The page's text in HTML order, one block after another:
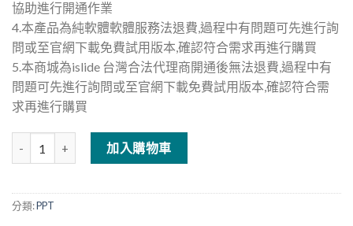
協助進行開通作業
4.本產品為純軟體軟體服務法退費,過程中有問題可先進行詢
問或至官網下載免費試用版本,確認符合需求再進行購買
5.本商城為islide 台灣合法代理商開通後無法退費,過程中有
問題可先進行詢問或至官網下載免費試用版本,確認符合需
求再進行購買
PPT製作神器-islide PPT插件(15個月會員專案) 數量
加入購物車
分類:PPT